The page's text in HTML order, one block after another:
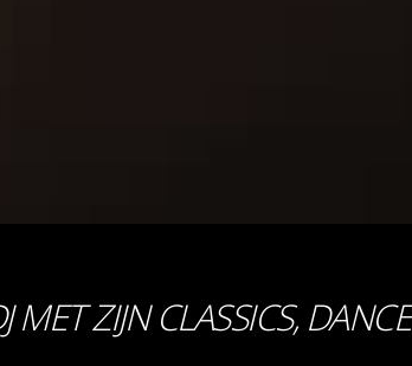
ZIJN CLASSICS, DANCE